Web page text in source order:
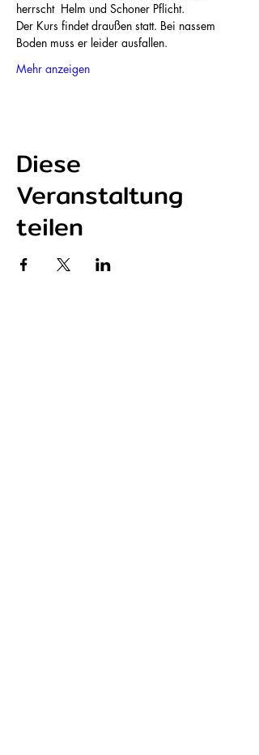
herrscht  Helm und Schoner Pflicht.
Der Kurs findet draußen statt. Bei nassem
Boden muss er leider ausfallen.
Mehr anzeigen
Diese
Veranstaltung
teilen